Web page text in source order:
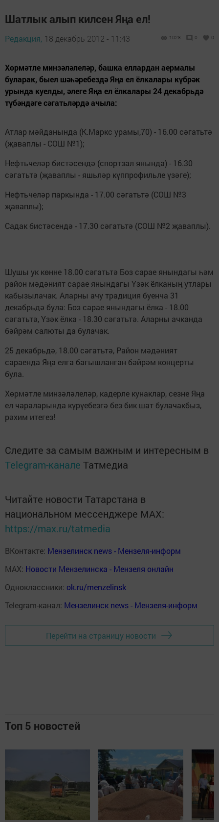
Шатлык алып килсен Яңа ел!
Редакция, 18 декабрь 2012 - 11:43 1028 0 0
Хөрмәтле минзәләлеләр, башка еллардан аермалы
буларак, быел шәһәребездә Яңа ел ёлкалары күбрәк
урында куелды, әлеге Яңа ел ёлкалары 24 декабрьдә
түбәндәге сәгатьләрдә ачыла:
Атлар мәйданында (К.Маркс урамы,70) - 16.00 сәгатьтә
(җаваплы - СОШ №1);
Нефтьчеләр бистәсендә (спортзал янында) - 16.30
сәгатьтә (җаваплы - яшьләр күппрофильле үзәге);
Нефтьчеләр паркында - 17.00 сәгатьтә (СОШ №3
җаваплы);
Садак бистәсендә - 17.30 сәгатьтә (СОШ №2 җаваплы).
Шушы ук көнне 18.00 сәгатьтә Боз сарае янындагы һәм
район мәдәният сарае янындагы Үзәк ёлканың утлары
кабызылачак. Аларны ачу традиция буенча 31
декабрьдә була: Боз сарае янындагы ёлка - 18.00
сәгатьтә, Үзәк ёлка - 18.30 сәгатьтә. Аларны ачканда
бәйрәм салюты да булачак.
25 декабрьдә, 18.00 сәгатьтә, Район мәдәният
сараенда Яңа елга багышланган бәйрәм концерты
була.
Хөрмәтле минзәләлеләр, кадерле кунаклар, сезне Яңа
ел чараларында күрүебезгә без бик шат булачакбыз,
рәхим итегез!
Следите за самым важным и интересным в
Telegram-канале Татмедиа
Читайте новости Татарстана в
национальном мессенджере MАХ:
https://max.ru/tatmedia
ВКонтакте: Мензелинск news - Мензеля-информ
MAX: Новости Мензелинска - Мензеля онлайн
Одноклассники: ok.ru/menzelinsk
Telegram-канал: Мензелинск news - Мензеля-информ
Перейти на страницу новости
Топ 5 новостей